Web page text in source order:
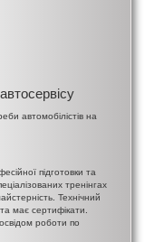
автомобілістів на
підготовки та
тренінгах
Технічний
має сертифікати.
роботи по